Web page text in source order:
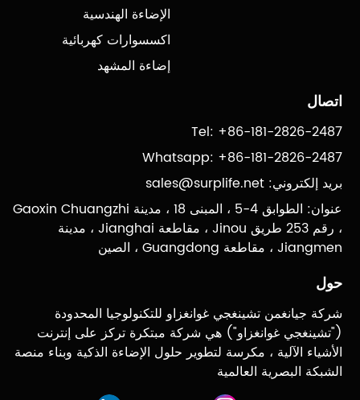
الإضاءة الهندسية
اكسسوارات كهربائية
إضاءة المشهد
اتصال
Tel: +86-181-2826-2487
Whatsapp: +86-181-2826-2487
بريد إلكتروني:sales@surplife.net
عنوان: الطوابق 4-5 ، المبنى 18 ، مدينة Gaoxin Chuangzhi
، رقم 253 طريق Jinou ، مقاطعة Jianghai ، مدينة
Jiangmen ، مقاطعة Guangdong ، الصين
حول
شركة جيانغمن تشينغجي غوانغزاو للتكنولوجيا المحدودة
("تشينغجي غوانغزاو") هي شركة مبتكرة تركز على إنترنت
الأشياء الآلية ، مكرسة لتطوير حلول الإضاءة الذكية وبناء منصة
الشبكة البصرية العالمية